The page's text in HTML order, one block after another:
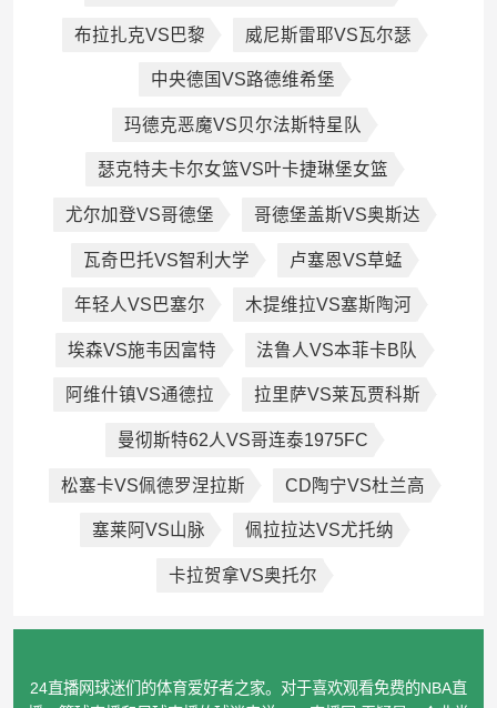
布拉扎克VS巴黎 威尼斯雷耶VS瓦尔瑟
中央德国VS路德维希堡
玛德克恶魔VS贝尔法斯特星队
瑟克特夫卡尔女篮VS叶卡捷琳堡女篮
尤尔加登VS哥德堡 哥德堡盖斯VS奥斯达
瓦奇巴托VS智利大学 卢塞恩VS草蜢
年轻人VS巴塞尔 木提维拉VS塞斯陶河
埃森VS施韦因富特 法鲁人VS本菲卡B队
阿维什镇VS通德拉 拉里萨VS莱瓦贾科斯
曼彻斯特62人VS哥连泰1975FC
松塞卡VS佩德罗涅拉斯 CD陶宁VS杜兰高
塞莱阿VS山脉 佩拉拉达VS尤托纳
卡拉贺拿VS奥托尔
24直播网球迷们的体育爱好者之家。对于喜欢观看免费的NBA直